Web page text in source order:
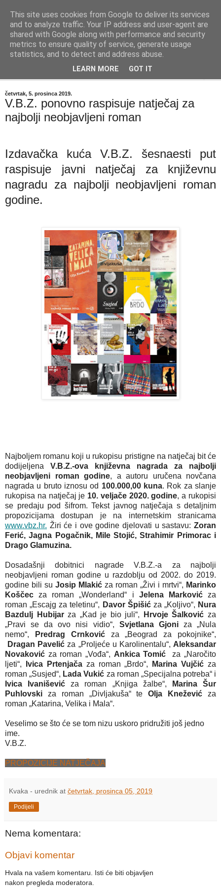
"Kvaka"
Časopis za književnost ISSN 2459-5632
četvrtak, 5. prosinca 2019.
V.B.Z. ponovno raspisuje natječaj za
najbolji neobjavljeni roman
Izdavačka kuća V.B.Z. šesnaesti put
raspisuje javni natječaj za književnu
nagradu za najbolji neobjavljeni roman
godine.
Najboljem romanu koji u rukopisu pristigne na natječaj bit će
dodijeljena V.B.Z.-ova književna nagrada za najbolji
neobjavljeni roman godine, a autoru uručena novčana
nagrada u bruto iznosu od 100.000,00 kuna. Rok za slanje
rukopisa na natječaj je 10. veljače 2020. godine, a rukopisi
se predaju pod šifrom. Tekst javnog natječaja s detaljnim
propozicijama dostupan je na internetskim stranicama
www.vbz.hr. Žiri će i ove godine djelovati u sastavu: Zoran
Ferić, Jagna Pogačnik, Mile Stojić, Strahimir Primorac i
Drago Glamuzina.
Dosadašnji dobitnici nagrade V.B.Z.-a za najbolji
neobjavljeni roman godine u razdoblju od 2002. do 2019.
godine bili su Josip Mlakić za roman „Živi i mrtvi“, Marinko
Koščec za roman „Wonderland“ i Jelena Markovićza
roman „Escajg za teletinu“, Davor Špišićza „Koljivo“, Nura
Bazdulj Hubijarza „Kad je bio juli“, Hrvoje Šalković za
„Pravi se da ovo nisi vidio“, Svjetlana Gjoniza „Nula
nemo“,
Predrag Crnkovićza „Beograd za pokojnike“,
Dragan Pavelić za „Proljeće u Karolinentalu“, Aleksandar
Novaković za roman „Vođa“, Ankica Tomić
za „Naročito
ljeti“,
Ivica Prtenjačaza roman „Brdo“, Marina Vujčić za
roman „Susjed“, Lada Vukić za roman „Specijalna potreba“ i
Ivica Ivanišević za roman „Knjiga žalbe“,
Marina Šur
Puhlovski za roman „Divljakuša“ teOlja Knežević za
roman „Katarina, Velika i Mala“.
Veselimo se što će se tom nizu uskoro pridružiti još jedno
ime.
V.B.Z.
PROPOZICIJE NATJEČAJA
Kvaka - urednik at četvrtak, prosinca 05, 2019
Podijeli
Nema komentara:
Objavi komentar
Hvala na vašem komentaru. Isti će biti objavljen
nakon pregleda moderatora.
This site uses cookies from Google to deliver its services
and to analyze traffic. Your IP address and user-agent are
shared with Google along with performance and security
metrics to ensure quality of service, generate usage
statistics, and to detect and address abuse.
LEARN MORE GOT IT